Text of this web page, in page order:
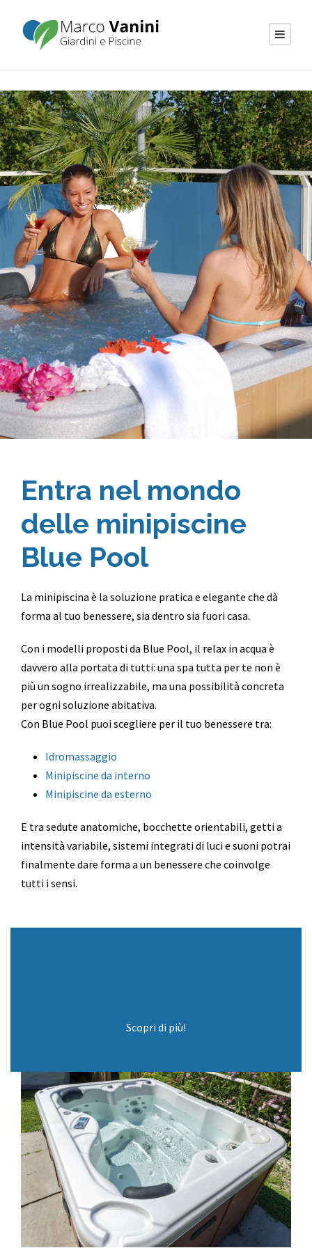
Entra nel mondo
delle minipiscine
Blue Pool
La minipiscina è la soluzione pratica e elegante che dà
forma al tuo benessere, sia dentro sia fuori casa.
Con i modelli proposti da Blue Pool, il relax in acqua è
davvero alla portata di tutti: una spa tutta per te non è
più un sogno irrealizzabile, ma una possibilità concreta
per ogni soluzione abitativa.
Con Blue Pool puoi scegliere per il tuo benessere tra:
Idromassaggio
Minipiscine da interno
Minipiscine da esterno
E tra sedute anatomiche, bocchette orientabili, getti a
intensità variabile, sistemi integrati di luci e suoni potrai
finalmente dare forma a un benessere che coinvolge
tutti i sensi.
Scopri di più!